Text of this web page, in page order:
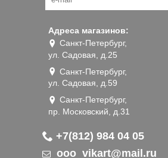
Адреса магазинов:
Санкт-Петербург,
ул. Садовая, д.25
Санкт-Петербург,
ул. Садовая, д.59
Санкт-Петербург,
пр. Московский, д.31
+7(812) 984 04 05
ooo_vikart@mail.ru